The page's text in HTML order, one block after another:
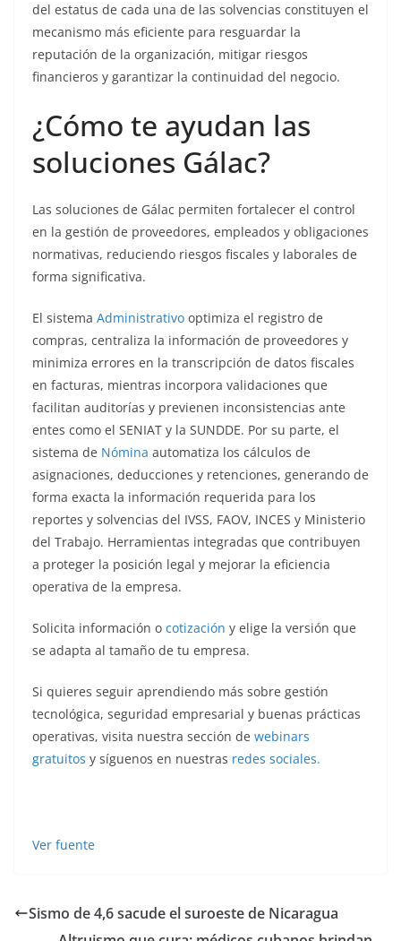
del estatus de cada una de las solvencias constituyen el
mecanismo más eficiente para resguardar la
reputación de la organización, mitigar riesgos
financieros y garantizar la continuidad del negocio.
¿Cómo te ayudan las
soluciones Gálac?
Las soluciones de Gálac permiten fortalecer el control
en la gestión de proveedores, empleados y obligaciones
normativas, reduciendo riesgos fiscales y laborales de
forma significativa.
El sistema Administrativo optimiza el registro de
compras, centraliza la información de proveedores y
minimiza errores en la transcripción de datos fiscales
en facturas, mientras incorpora validaciones que
facilitan auditorías y previenen inconsistencias ante
entes como el SENIAT y la SUNDDE. Por su parte, el
sistema de Nómina automatiza los cálculos de
asignaciones, deducciones y retenciones, generando de
forma exacta la información requerida para los
reportes y solvencias del IVSS, FAOV, INCES y Ministerio
del Trabajo. Herramientas integradas que contribuyen
a proteger la posición legal y mejorar la eficiencia
operativa de la empresa.
Solicita información o cotización y elige la versión que
se adapta al tamaño de tu empresa.
Si quieres seguir aprendiendo más sobre gestión
tecnológica, seguridad empresarial y buenas prácticas
operativas, visita nuestra sección de webinars
gratuitos y síguenos en nuestras redes sociales.
Ver fuente
Sismo de 4,6 sacude el suroeste de Nicaragua